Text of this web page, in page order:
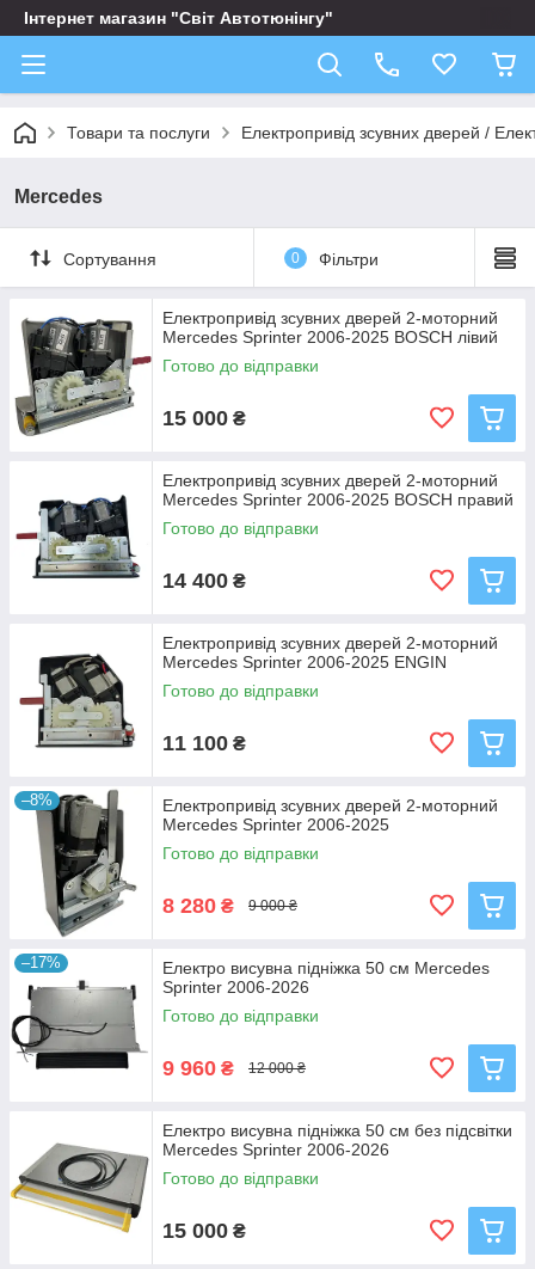
Інтернет магазин "Світ Автотюнінгу"
Товари та послуги Електропривід зсувних дверей /
Mercedes
Сортування 0 Фільтри
Електропривід зсувних дверей 2-моторний
Mercedes Sprinter 2006-2025 BOSCH лівий
Готово до відправки
15 000 ₴
Електропривід зсувних дверей 2-моторний
Mercedes Sprinter 2006-2025 BOSCH правий
Готово до відправки
14 400 ₴
Електропривід зсувних дверей 2-моторний
Mercedes Sprinter 2006-2025 ENGIN
Готово до відправки
11 100 ₴
–8%
Електропривід зсувних дверей 2-моторний
Mercedes Sprinter 2006-2025
Готово до відправки
8 280 ₴ 9 000 ₴
–17%
Електро висувна підніжка 50 см Mercedes
Sprinter 2006-2026
Готово до відправки
9 960 ₴ 12 000 ₴
Електро висувна підніжка 50 см без підсвітки
Mercedes Sprinter 2006-2026
Готово до відправки
15 000 ₴